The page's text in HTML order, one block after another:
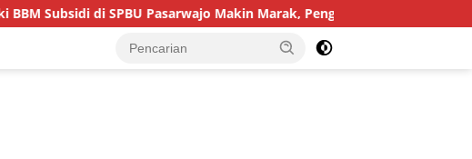
SPBU Pasarwajo Makin Marak, Pengendara: “Polres Buton Dimana,